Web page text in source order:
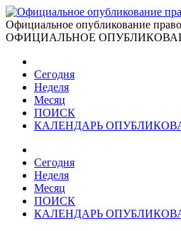
Официальное опубликование
ОФИЦИАЛЬНОЕ
Сегодня
Неделя
Месяц
ПОИСК
КАЛЕНДАРЬ
Сегодня
Неделя
Месяц
ПОИСК
КАЛЕНДАРЬ